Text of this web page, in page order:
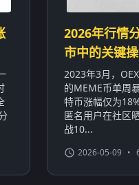
2026年行情
市中的关键
2023年3月，
的MEME币单周
特币涨幅仅为
匿名用户在社区
战10...
2026-05-09 •